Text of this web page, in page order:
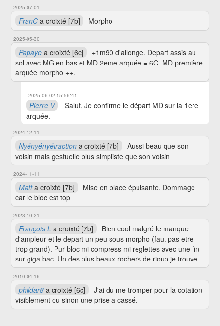
2025-07-01
FranC a croixté [7b] Morpho
2025-05-30
Papaye a croixté [6c]
+1m90 d'allonge. Depart assis au
sol avec MG en bas et MD 2eme arquée = 6C. MD première
arquée morpho ++.
2025-06-02 15:56:41
Pierre V
Salut, Je confirme le départ MD sur la 1ere
arquée.
2024-12-11
Nyényényétraction a croixté [7b]
Aussi beau que son
voisin mais gestuelle plus simpliste que son voisin
2024-11-11
Matta croixté [7b]
Mise en place épuisante. Dommage
car le bloc est top
2023-10-21
François L a croixté [7b]
Bien cool malgré le manque
d'ampleur et le depart un peu sous morpho (faut pas etre
trop grand). Pur bloc mi compress mi reglettes avec une fin
sur giga bac. Un des plus beaux rochers de rioup je trouve
2010-04-16
phildar8 a croixté [6c]
J'ai du me tromper pour la cotation
visiblement ou sinon une prise a cassé.